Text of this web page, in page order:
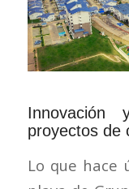
Innovación
proyectos de
Lo que hace